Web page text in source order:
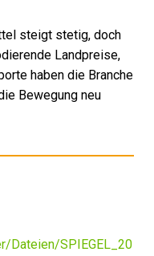
L
steigt stetig, doch
Landpreise,
haben die Branche
Bewegung neu
Dateien/SPIEGEL_20